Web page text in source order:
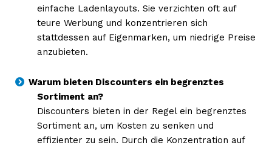
einfache Ladenlayouts. Sie verzichten oft auf
teure Werbung und konzentrieren sich
stattdessen auf Eigenmarken, um niedrige Preise
anzubieten.
Warum bieten Discounters ein begrenztes
Sortiment an?
Discounters bieten in der Regel ein begrenztes
Sortiment an, um Kosten zu senken und
effizienter zu sein. Durch die Konzentration auf